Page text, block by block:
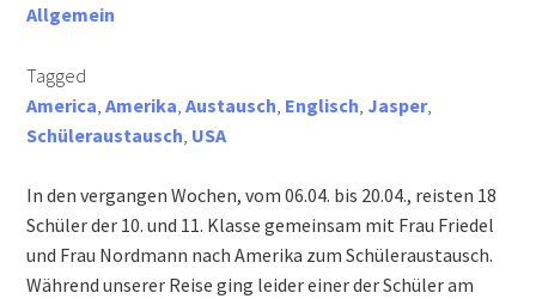
Schulsozialarbeit
Schulkonferenz
Wir suchen Verstärkung für unser Team!
Downloads
Lehrer
Allgemein
Tagged
America ,Amerika ,Austausch Englisch Jasper,
Schüleraustausch USA
In den vergangen Wochen, vom 06.04. bis 20.04., reisten 18
Schüler der 10. und 11. Klasse gemeinsam mit Frau Friedel
und Frau Nordmann nach Amerika zum Schüleraustausch.
Während unserer Reise ging leider einer der Schüler am